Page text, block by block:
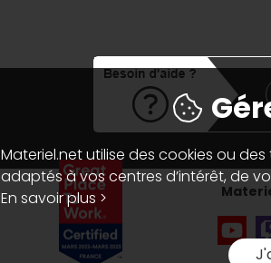
Materiel.net utilise des cookies ou
adaptés à vos centres d’intérêt, de
En savoir plus >